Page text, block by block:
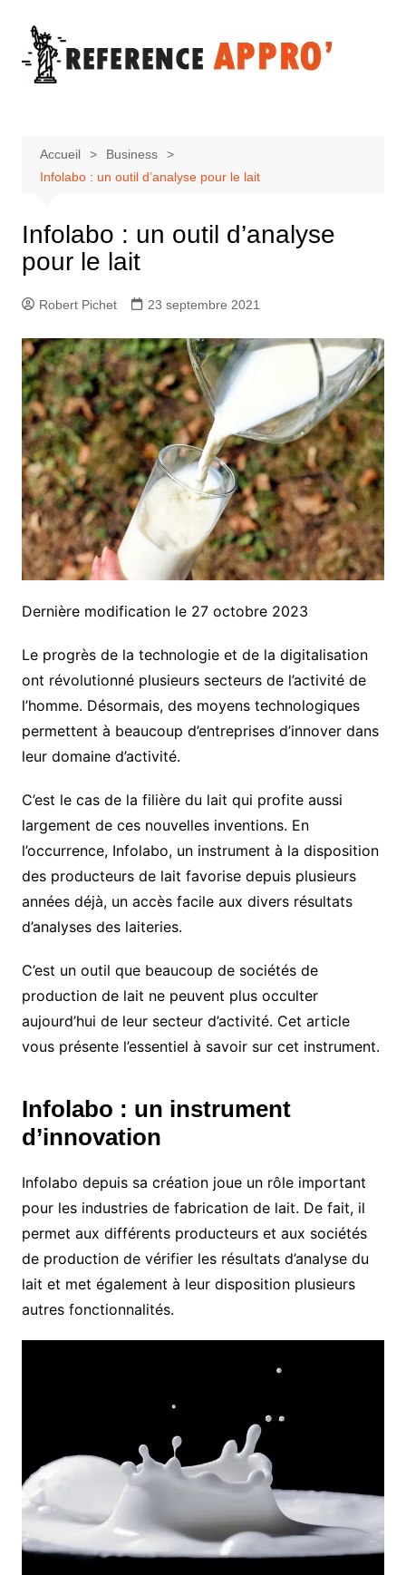
contenu
Accueil
Business
Infolabo : un outil d’analyse pour le lait
Infolabo : un outil d’analyse
pour le lait
Robert Pichet 23 septembre 2021
Dernière modification le 27 octobre 2023
Le progrès de la technologie et de la digitalisation
ont révolutionné plusieurs secteurs de l’activité de
l’homme. Désormais, des moyens technologiques
permettent à beaucoup d’entreprises d’innover dans
leur domaine d’activité.
C’est le cas de la filière du lait qui profite aussi
largement de ces nouvelles inventions. En
l’occurrence, Infolabo, un instrument à la disposition
des producteurs de lait favorise depuis plusieurs
années déjà, un accès facile aux divers résultats
d’analyses des laiteries.
C’est un outil que beaucoup de sociétés de
production de lait ne peuvent plus occulter
aujourd’hui de leur secteur d’activité. Cet article
vous présente l’essentiel à savoir sur cet instrument.
Infolabo : un instrument
d’innovation
Infolabo depuis sa création joue un rôle important
pour les industries de fabrication de lait. De fait, il
permet aux différents producteurs et aux sociétés
de production de vérifier les résultats d’analyse du
lait et met également à leur disposition plusieurs
autres fonctionnalités.